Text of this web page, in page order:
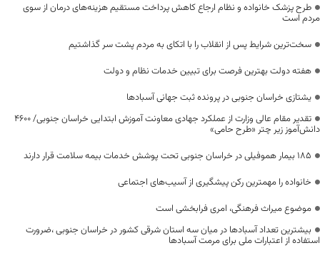
طرح پزشک خانواده و نظام ارجاع کاهش پرداخت مستقیم هزینه‌های درمان از سوی
مردم است
سخت‌ترین شرایط پس از انقلاب را با اتکای به مردم پشت سر گذاشتیم
هفته دولت بهترین فرصت برای تبیین خدمات نظام و دولت
یشتازی خراسان جنوبی در پرونده ثبت جهانی آسبادها
تقدیر مقام عالی وزارت از عملکرد جهادی معاونت آموزش ابتدایی خراسان جنوبی/ ۴۶۰۰
دانش‌آموز زیر چتر «طرح حامی»
۱۸۵ بیمار هموفیلی در خراسان جنوبی تحت پوشش خدمات بیمه سلامت قرار دارند
خانواده را مهمترین رکن پیشگیری از آسیب‌های اجتماعی
موضوع میراث فرهنگی، امری فرابخشی است
بیشترین تعداد آسبادها در میان سه استان شرقی کشور در خراسان جنوبی ،ضرورت
استفاده از اعتبارات ملی برای مرمت آسبادها